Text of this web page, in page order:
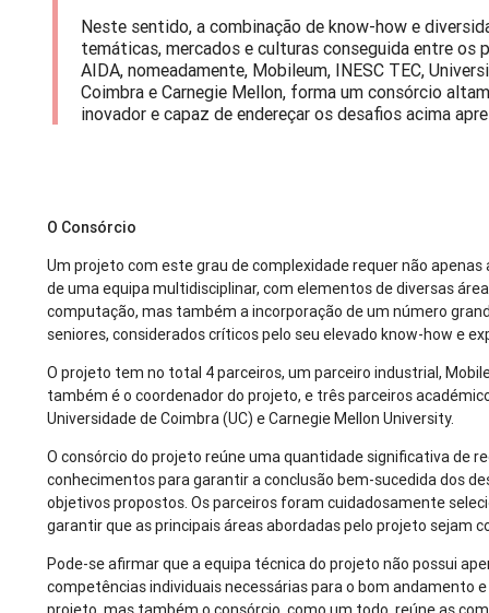
Neste sentido, a combinação de know-how e
temáticas, mercados e culturas conseguida entre os
AIDA, nomeadamente, Mobileum, INESC TEC,
Coimbra e Carnegie Mellon, forma um consórcio
inovador e capaz de endereçar os desafios acima
O Consórcio
Um projeto com este grau de complexidade requer não apenas
de uma equipa multidisciplinar, com elementos de diversas
computação, mas também a incorporação de um número
seniores, considerados críticos pelo seu elevado know-how e
O projeto tem no total 4 parceiros, um parceiro industrial,
também é o coordenador do projeto, e três parceiros
Universidade de Coimbra (UC) e Carnegie Mellon University.
O consórcio do projeto reúne uma quantidade significativa de
conhecimentos para garantir a conclusão bem-sucedida dos
objetivos propostos. Os parceiros foram cuidadosamente
garantir que as principais áreas abordadas pelo projeto sejam
Pode-se afirmar que a equipa técnica do projeto não possui
competências individuais necessárias para o bom andamento